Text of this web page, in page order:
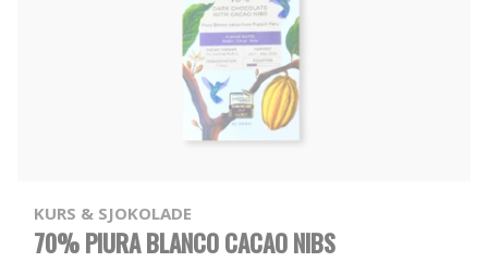
KURS & SJOKOLADE
70% PIURA BLANCO CACAO NIBS